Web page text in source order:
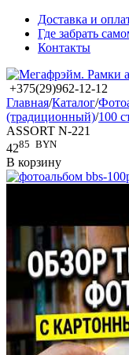
Доставка и
Где забрать
Контакты
+375(29)962-12-12
Главная/Каталог/
(традиционный)/100
ASSORT N-221
4285 BYN
В корзину